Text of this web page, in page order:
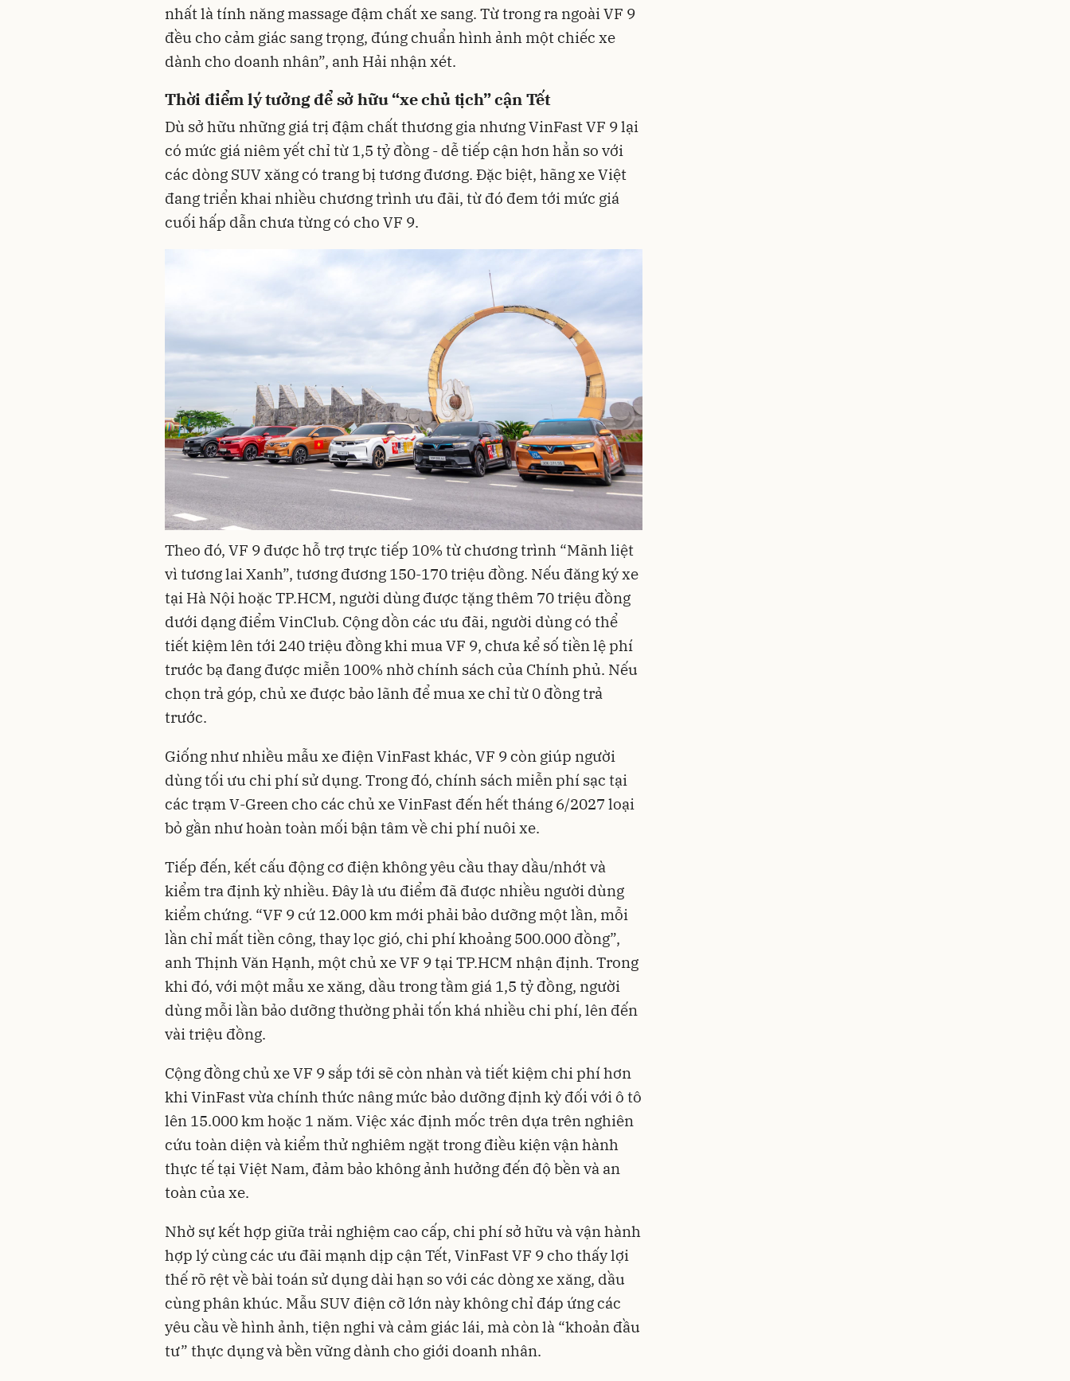
nhất là tính năng massage đậm chất xe sang. Từ trong ra ngoài VF 9
đều cho cảm giác sang trọng, đúng chuẩn hình ảnh một chiếc xe
dành cho doanh nhân”, anh Hải nhận xét.
Thời điểm lý tưởng để sở hữu “xe chủ tịch” cận Tết
Dù sở hữu những giá trị đậm chất thương gia nhưng VinFast VF 9 lại
có mức giá niêm yết chỉ từ 1,5 tỷ đồng - dễ tiếp cận hơn hẳn so với
các dòng SUV xăng có trang bị tương đương. Đặc biệt, hãng xe Việt
đang triển khai nhiều chương trình ưu đãi, từ đó đem tới mức giá
cuối hấp dẫn chưa từng có cho VF 9.
Theo đó, VF 9 được hỗ trợ trực tiếp 10% từ chương trình “Mãnh liệt
vì tương lai Xanh”, tương đương 150-170 triệu đồng. Nếu đăng ký xe
tại Hà Nội hoặc TP.HCM, người dùng được tặng thêm 70 triệu đồng
dưới dạng điểm VinClub. Cộng dồn các ưu đãi, người dùng có thể
tiết kiệm lên tới 240 triệu đồng khi mua VF 9, chưa kể số tiền lệ phí
trước bạ đang được miễn 100% nhờ chính sách của Chính phủ. Nếu
chọn trả góp, chủ xe được bảo lãnh để mua xe chỉ từ 0 đồng trả
trước.
Giống như nhiều mẫu xe điện VinFast khác, VF 9 còn giúp người
dùng tối ưu chi phí sử dụng. Trong đó, chính sách miễn phí sạc tại
các trạm V-Green cho các chủ xe VinFast đến hết tháng 6/2027 loại
bỏ gần như hoàn toàn mối bận tâm về chi phí nuôi xe.
Tiếp đến, kết cấu động cơ điện không yêu cầu thay dầu/nhớt và
kiểm tra định kỳ nhiều. Đây là ưu điểm đã được nhiều người dùng
kiểm chứng. “VF 9 cứ 12.000 km mới phải bảo dưỡng một lần, mỗi
lần chỉ mất tiền công, thay lọc gió, chi phí khoảng 500.000 đồng”,
anh Thịnh Văn Hạnh, một chủ xe VF 9 tại TP.HCM nhận định. Trong
khi đó, với một mẫu xe xăng, dầu trong tầm giá 1,5 tỷ đồng, người
dùng mỗi lần bảo dưỡng thường phải tốn khá nhiều chi phí, lên đến
vài triệu đồng.
Cộng đồng chủ xe VF 9 sắp tới sẽ còn nhàn và tiết kiệm chi phí hơn
khi VinFast vừa chính thức nâng mức bảo dưỡng định kỳ đối với ô tô
lên 15.000 km hoặc 1 năm. Việc xác định mốc trên dựa trên nghiên
cứu toàn diện và kiểm thử nghiêm ngặt trong điều kiện vận hành
thực tế tại Việt Nam, đảm bảo không ảnh hưởng đến độ bền và an
toàn của xe.
Nhờ sự kết hợp giữa trải nghiệm cao cấp, chi phí sở hữu và vận hành
hợp lý cùng các ưu đãi mạnh dịp cận Tết, VinFast VF 9 cho thấy lợi
thế rõ rệt về bài toán sử dụng dài hạn so với các dòng xe xăng, dầu
cùng phân khúc. Mẫu SUV điện cỡ lớn này không chỉ đáp ứng các
yêu cầu về hình ảnh, tiện nghi và cảm giác lái, mà còn là “khoản đầu
tư” thực dụng và bền vững dành cho giới doanh nhân.